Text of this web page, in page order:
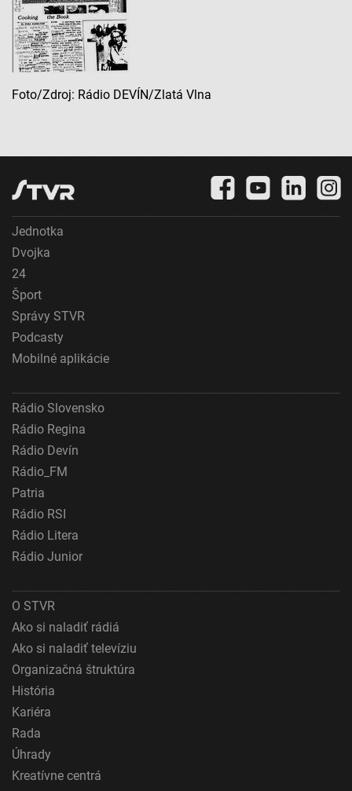
Použiť obmedzené údaje na výber reklamy
Vytvoriť profily pre personalizovanú reklamu
Použiť profily na výber personalizovanej
Meranie výkonnosti reklamy
Meranie výkonnosti obsahu
Vývoj a zlepšovanie služieb
Použitie obmedzených údajov na výber obsahu
Používanie presných údajov o geografickej
polohe
Identifikácia zariadení na základe aktívne
vyžiadaných informácií
Nevyhnutné
Výkonostné
Reklama
Foto/Zdroj: Rádio DEVÍN/Zlatá Vlna
Jednotka
Dvojka
24
Šport
Správy STVR
Podcasty
Mobilné aplikácie
Rádio Slovensko
Rádio Regina
Rádio Devín
Rádio_FM
Patria
Rádio RSI
Rádio Litera
Rádio Junior
O STVR
Ako si naladiť rádiá
Ako si naladiť televíziu
Organizačná štruktúra
História
Kariéra
Rada
Úhrady
Kreatívne centrá